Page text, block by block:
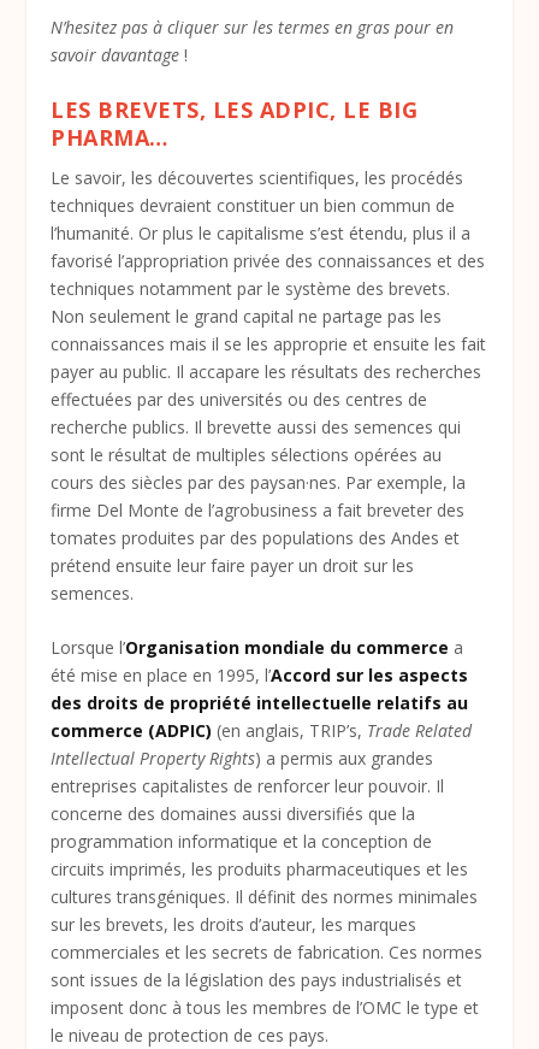
N’hesitez pas à cliquer sur les termes en gras pour en
savoir davantage !
LES BREVETS, LES ADPIC, LE BIG
PHARMA…
Le savoir, les découvertes scientifiques, les procédés
techniques devraient constituer un bien commun de
l’humanité. Or plus le capitalisme s’est étendu, plus il a
favorisé l’appropriation privée des connaissances et des
techniques notamment par le système des brevets.
Non seulement le grand capital ne partage pas les
connaissances mais il se les approprie et ensuite les fait
payer au public. Il accapare les résultats des recherches
effectuées par des universités ou des centres de
recherche publics. Il brevette aussi des semences qui
sont le résultat de multiples sélections opérées au
cours des siècles par des paysan·nes. Par exemple, la
firme Del Monte de l’agrobusiness a fait breveter des
tomates produites par des populations des Andes et
prétend ensuite leur faire payer un droit sur les
semences.
Lorsque l’Organisation mondiale du commerce a
été mise en place en 1995, l’Accord sur les aspects
des droits de propriété intellectuelle relatifs au
commerce (ADPIC) (en anglais, TRIP’s, Trade Related
Intellectual Property Rights) a permis aux grandes
entreprises capitalistes de renforcer leur pouvoir. Il
concerne des domaines aussi diversifiés que la
programmation informatique et la conception de
circuits imprimés, les produits pharmaceutiques et les
cultures transgéniques. Il définit des normes minimales
sur les brevets, les droits d’auteur, les marques
commerciales et les secrets de fabrication. Ces normes
sont issues de la législation des pays industrialisés et
imposent donc à tous les membres de l’OMC le type et
le niveau de protection de ces pays.